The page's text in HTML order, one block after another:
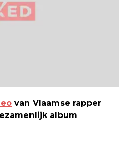
van Vlaamse rapper
album